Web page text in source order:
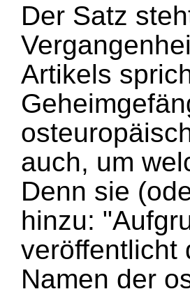
Der Satz
Artikels
auch, um
Denn sie
hinzu:
veröffentlicht
Namen der